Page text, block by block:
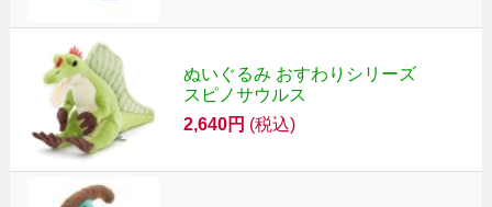
ぬいぐるみ おすわりシリーズ
スピノサウルス
2,640円 (税込)